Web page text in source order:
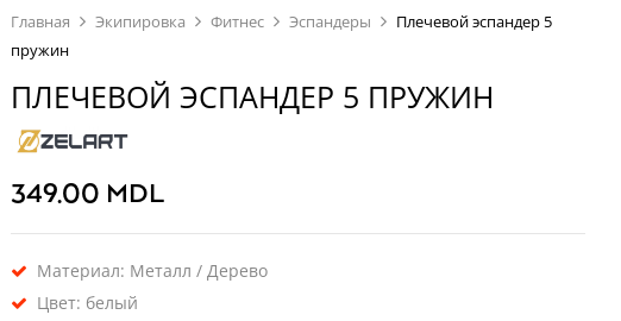
Главная Экипировка Фитнес Эспандеры
Плечевой эспандер 5
пружин
ПЛЕЧЕВОЙ ЭСПАНДЕР 5 ПРУЖИН
349.00 MDL
Материал: Металл / Дерево
Цвет: белый